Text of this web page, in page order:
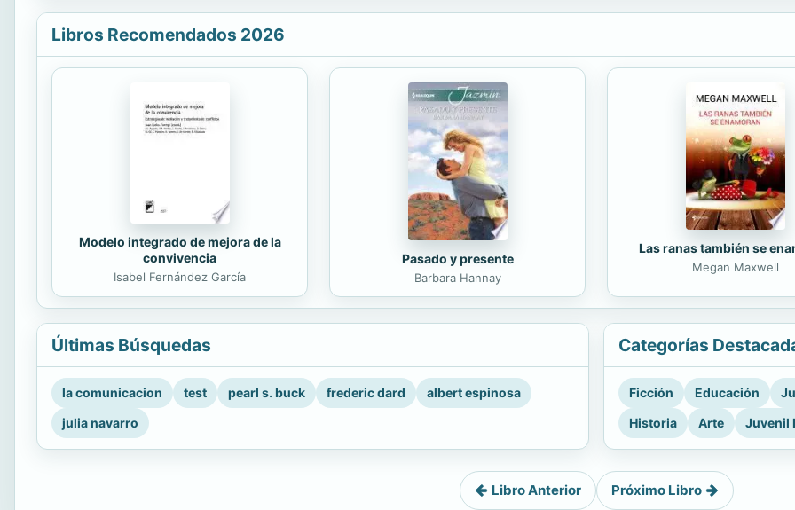
Libros Recomendados 2026
Modelo integrado de mejora de la
convivencia
Isabel Fernández García
Pasado y presente
Barbara Hannay
Las ranas también se
Megan Maxwell
Últimas Búsquedas
la comunicacion test pearl s. buck frederic dard
albert espinosa
julia navarro
Categorías
Ficción Educación
Historia
Arte Juvenil
Libro Anterior Próximo Libro